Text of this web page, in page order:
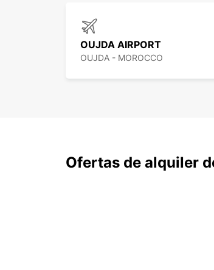
OUJDA AIRPORT
OUJDA - MOROCCO
Ofertas de alquiler